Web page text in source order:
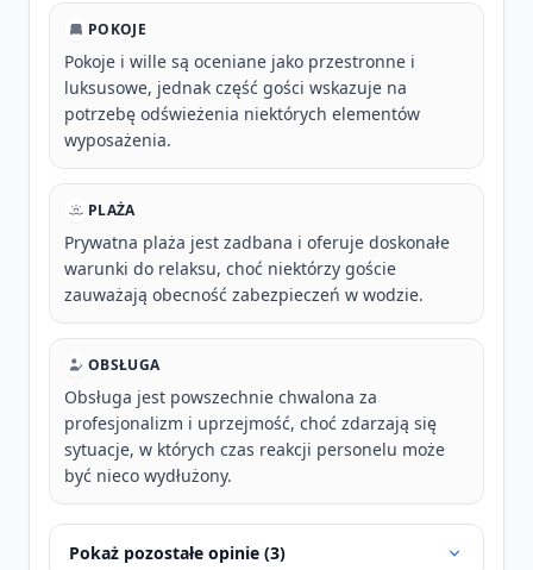
POKOJE
Pokoje i wille są oceniane jako przestronne i
luksusowe, jednak część gości wskazuje na
potrzebę odświeżenia niektórych elementów
wyposażenia.
PLAŻA
Prywatna plaża jest zadbana i oferuje doskonałe
warunki do relaksu, choć niektórzy goście
zauważają obecność zabezpieczeń w wodzie.
OBSŁUGA
Obsługa jest powszechnie chwalona za
profesjonalizm i uprzejmość, choć zdarzają się
sytuacje, w których czas reakcji personelu może
być nieco wydłużony.
Pokaż pozostałe opinie (3)